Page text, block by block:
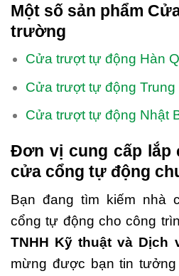
Một số sản phẩm
trường
Cửa trượt tự động Hàn
Cửa trượt tự động Trung
Cửa trượt tự động Nhật
Đơn vị cung cấp lắp
cửa cổng tự động
Bạn đang tìm kiếm nhà
cổng tự động cho công
TNHH Kỹ thuật và Dịch
mừng được bạn tin